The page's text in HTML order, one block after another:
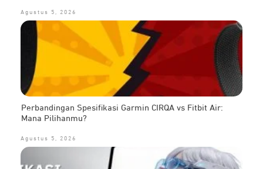
Agustus 5, 2026
Perbandingan Spesifikasi Garmin CIRQA vs Fitbit Air:
Mana Pilihanmu?
Agustus 5, 2026